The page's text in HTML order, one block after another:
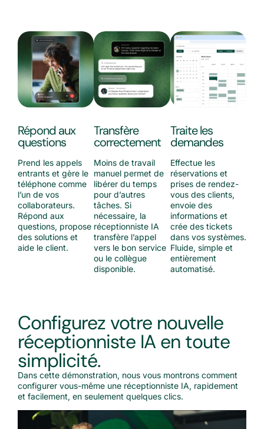
Répond aux
questions
Prend les appels
entrants et gère le
téléphone comme
l’un de vos
collaborateurs.
Répond aux
questions, propose
des solutions et
aide le client.
Transfère
correctement
Moins de travail
manuel permet de
libérer du temps
pour d’autres
tâches. Si
nécessaire, la
réceptionniste IA
transfère l’appel
vers le bon service
ou le collègue
disponible.
Traite les
demandes
Effectue les
réservations et
prises de rendez-
vous des clients,
envoie des
informations et
crée des tickets
dans vos systèmes.
Fluide, simple et
entièrement
automatisé.
Configurez votre nouvelle
réceptionniste IA en toute
simplicité.
Dans cette démonstration, nous vous montrons comment
configurer vous-même une réceptionniste IA, rapidement
et facilement, en seulement quelques clics.